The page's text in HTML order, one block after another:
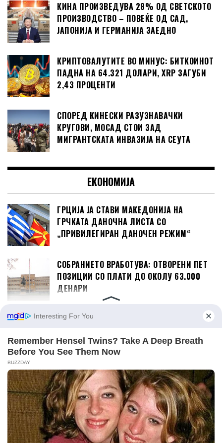
КИНА ПРОИЗВЕДУВА 28% ОД СВЕТСКОТО
ПРОИЗВОДСТВО – ПОВЕЌЕ ОД САД,
ЈАПОНИЈА И ГЕРМАНИЈА ЗАЕДНО
КРИПТОВАЛУТИТЕ ВО МИНУС: БИТКОИНОТ
ПАДНА НА 64.321 ДОЛАРИ, XRP ЗАГУБИ
2,43 ПРОЦЕНТИ
СПОРЕД КИНЕСКИ РАЗУЗНАВАЧКИ
КРУГОВИ, МОСАД СТОИ ЗАД
МИГРАНТСКАТА ИНВАЗИЈА НА СЕУТА
ЕКОНОМИЈА
ГРЦИЈА ЈА СТАВИ МАКЕДОНИЈА НА
ГРЧКАТА ДАНОЧНА ЛИСТА СО
„ПРИВИЛЕГИРАН ДАНОЧЕН РЕЖИМ“
СОБРАНИЕТО ВРАБОТУВА: ОТВОРЕНИ ПЕТ
ПОЗИЦИИ СО ПЛАТИ ДО ОКОЛУ 63.000
ДЕНАРИ
ИСТОРИСКИ РЕКОРДИ НА АЕРОДРОМИТЕ
ДОСЕГА
САД Ѝ ОДОБРИЈА НА АЛБАНИЈА ЗАЕМ ОД
302 МИЛИОНИ ДОЛАРИ ЗА ОДБРАНАТА
ДИЗЕЛОТ ПОСКАПУВА НА 99,5 ДЕНАРИ,
БЕНЗИНИТЕ ПОЕВТИНУВААТ ЗА ДВА